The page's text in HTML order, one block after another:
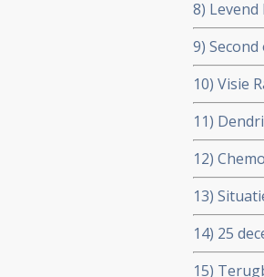
8)
9)
10) Visie
11)
12)
13)
14) 25
15)